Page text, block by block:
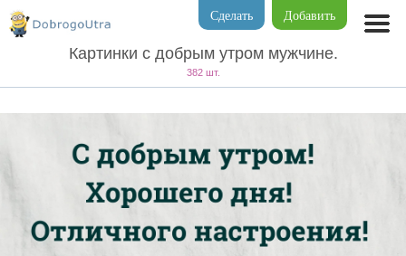
Добавить
Сделать
Картинки с добрым утром мужчине.
382 шт.